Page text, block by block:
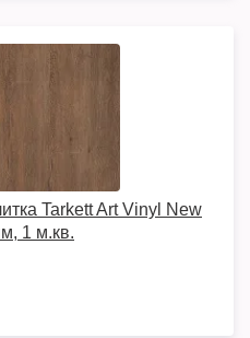
Tarkett Art Vinyl New
1 м.кв.